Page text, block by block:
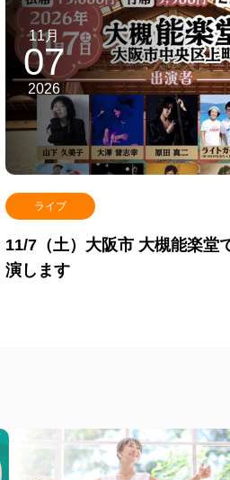
11月
07
2026
ライブ
11/7（土）大阪市 大槻能楽堂
演します